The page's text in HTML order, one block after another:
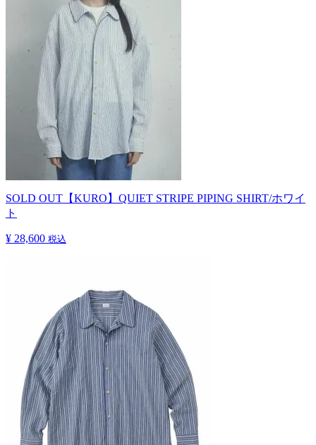
SOLD OUT 【KURO】QUIET STRIPE PIPING SHIRT/ホワイ
ト
¥ 28,600 税込